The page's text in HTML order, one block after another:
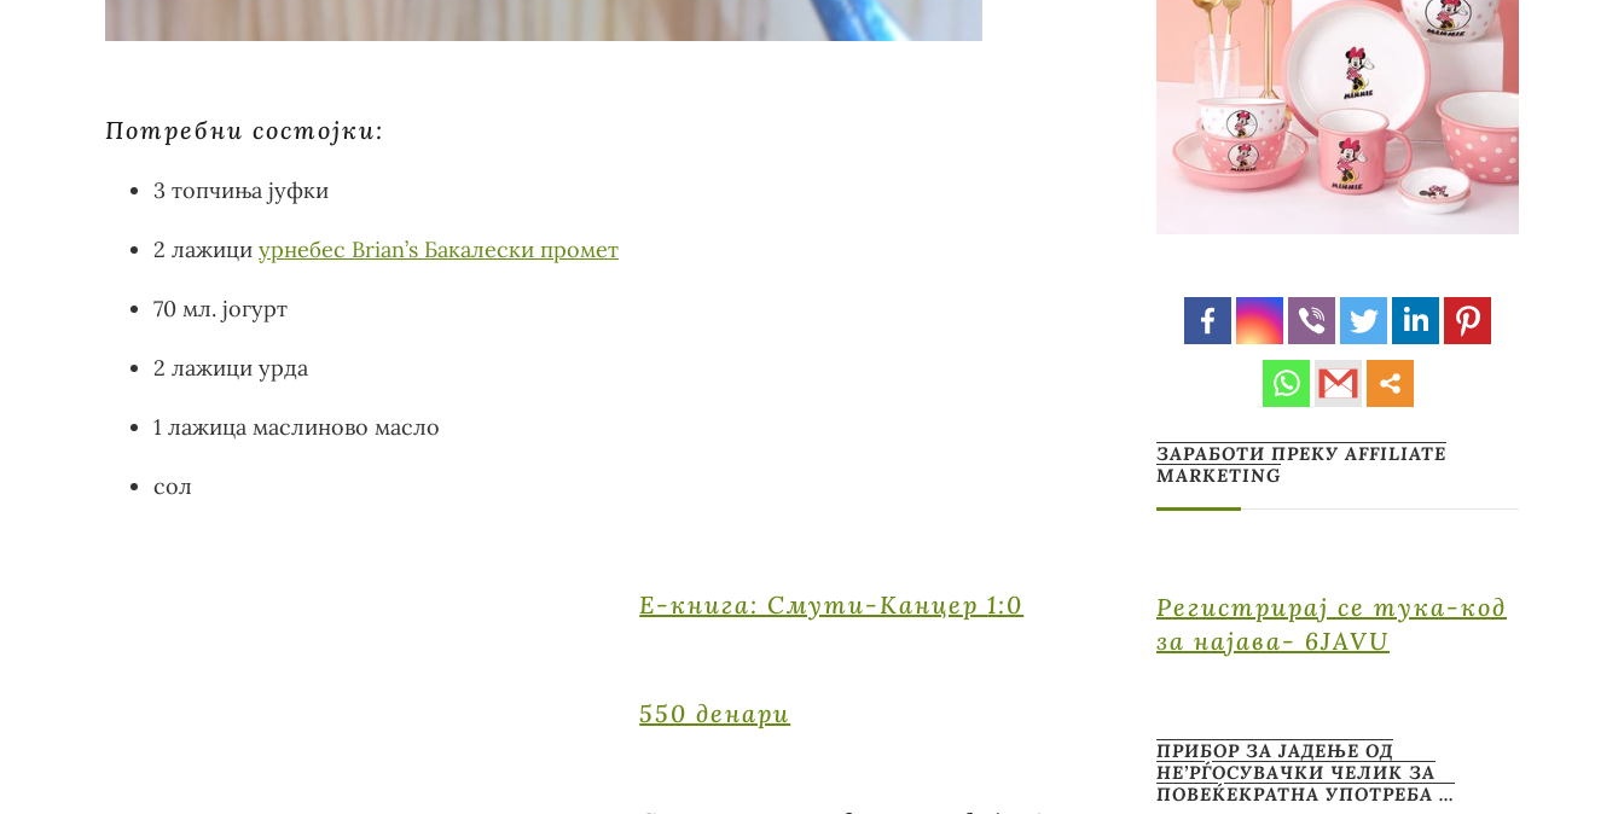
Потребни состојки:
3 топчиња јуфки
2 лажици урнебес Brian’s Бакалески промет
70 мл. јогурт
2 лажици урда
1 лажица маслиново масло
сол
E-книга: Смути-Канцер1:0
550 денари
ЗАРАБОТИ ПРЕКУ AFFILIATE
MARKETING
Регистрирај се тука-код
за најава- 6JAVU
ПРИБОР ЗА ЈАДЕЊЕ ОД
НЕ’РЃОСУВАЧКИ ЧЕЛИК ЗА
ПОВЕЌЕКРАТНА УПОТРЕБА …